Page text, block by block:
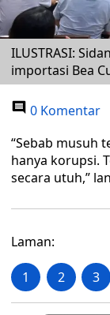
ILUSTRASI:
importasi Bea
0 Komentar
“Sebab musuh
hanya korupsi.
secara utuh,”
Laman:
1 2 3